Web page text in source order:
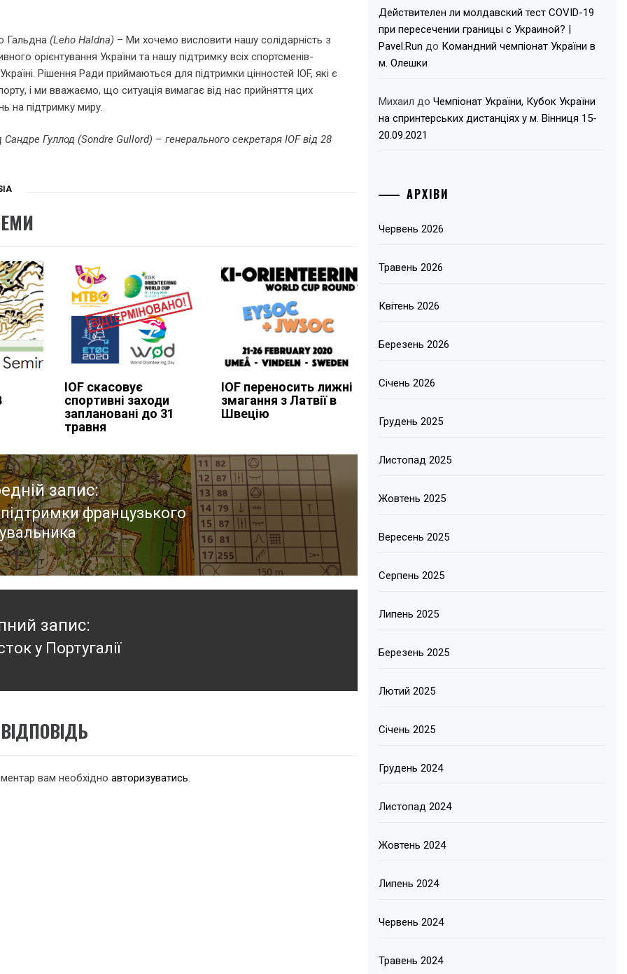
Гальдна (Leho Haldna) – Ми хочемо висловити нашу солідарність з
орієнтування України та нашу підтримку всіх спортсменів-
Рішення Ради приймаються для підтримки цінностей IOF, які є
і ми вважаємо, що ситуація вимагає від нас прийняття цих
на підтримку миру.
Гуллод (Sondre Gullord) – генерального секретаря IOF від 28
IOF скасовує
спортивні заходи
заплановані до 31
травня
IOF переносить лижні
змагання з Латвії в
Швецію
запис:
французького
запис:
у Португалії
вам необхідно авторизуватись
Действителен ли молдавский тест COVID-19
при пересечении границы с Украиной? |
Pavel.Run до Командний чемпіонат України в
м. Олешки
Михаил доЧемпіонат України, Кубок України
на спринтерських дистанціях у м. Вінниця 15-
20.09.2021
АРХІВИ
Червень 2026
Травень 2026
Квітень 2026
Березень 2026
Січень 2026
Грудень 2025
Листопад 2025
Жовтень 2025
Вересень 2025
Серпень 2025
Липень 2025
Березень 2025
Лютий 2025
Січень 2025
Грудень 2024
Листопад 2024
Жовтень 2024
Липень 2024
Червень 2024
Травень 2024